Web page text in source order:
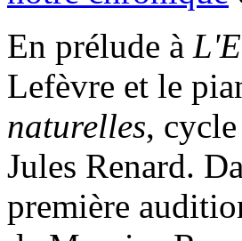
En prélude à
Lefèvre et le
naturelles,
Jules Renard.
première